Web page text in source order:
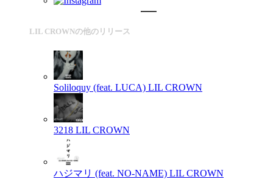
LIL CROWNの他のリリース
Soliloquy (feat. LUCA) LIL CROWN
3218 LIL CROWN
ハジマリ (feat. NO-NAME) LIL CROWN